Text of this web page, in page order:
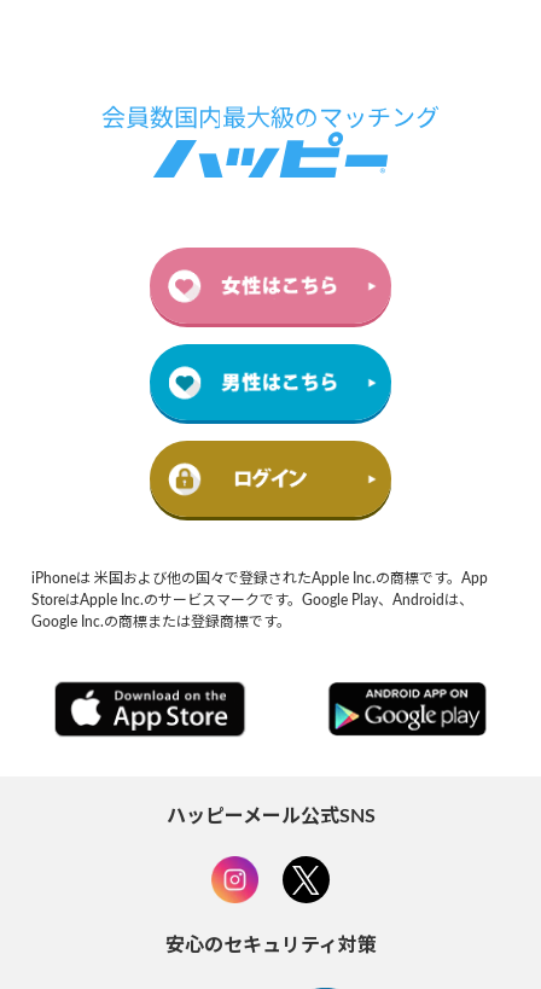
iPhoneは 米国および他の国々で登録されたApple Inc.の商標です。App
StoreはApple Inc.のサービスマークです。Google Play、Androidは、
Google Inc.の商標または登録商標です。
ハッピーメール公式SNS
安心のセキュリティ対策